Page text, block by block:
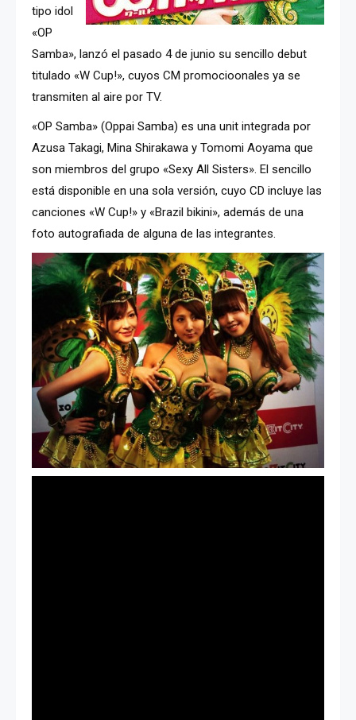
tipo idol
«OP
Samba», lanzó el pasado 4 de junio su sencillo debut
titulado «W Cup!», cuyos CM promocioonales ya se
transmiten al aire por TV.
«OP Samba» (Oppai Samba) es una unit integrada por
Azusa Takagi, Mina Shirakawa y Tomomi Aoyama que
son miembros del grupo «Sexy All Sisters». El sencillo
está disponible en una sola versión, cuyo CD incluye las
canciones «W Cup!» y «Brazil bikini», además de una
foto autografiada de alguna de las integrantes.